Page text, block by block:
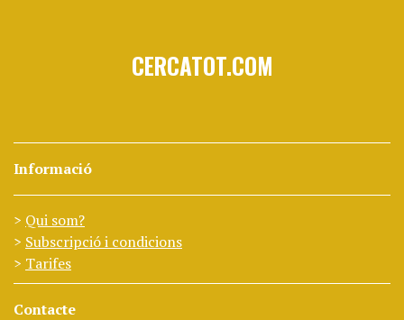
CERCATOT.COM
Informació
Qui som?
Subscripció i condicions
Tarifes
Contacte